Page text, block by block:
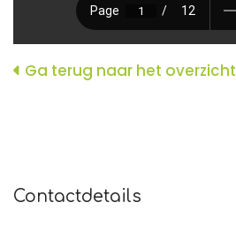
Ga terug naar het overzicht
Contactdetails